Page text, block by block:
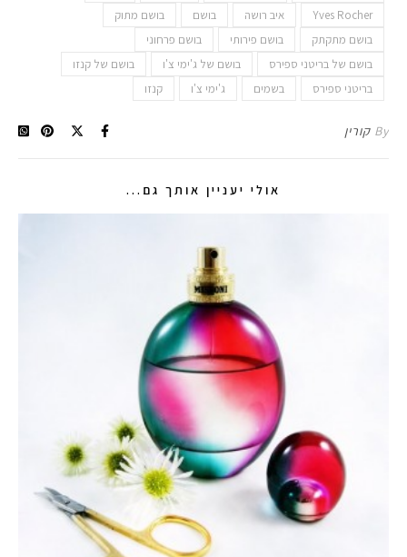
Yves Rocher
איב רושה בושם
בושם מתוק
בושם מתקתק
בושם פירותי
בושם פרחוני
בושם של בריטני ספירס
בושם של ג'ימי צ'ו
בושם של קנזו
בריטני ספירס
בשמים ג'ימי צ'ו קנזו
By קורין
אולי יעניין אותך גם...